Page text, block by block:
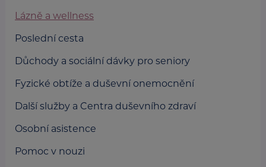
Lázně a wellness
Poslední cesta
Důchody a sociální dávky pro seniory
Fyzické obtíže a duševní onemocnění
Další služby a Centra duševního zdraví
Osobní asistence
Pomoc v nouzi